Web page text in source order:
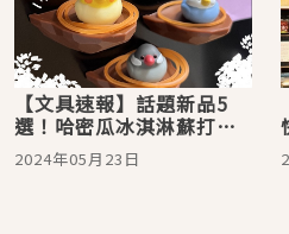
【文具速報】話題新品5
選！哈密瓜冰淇淋蘇打鋼
筆墨水組、日本全家襪子
橡皮擦都超吸引人
2024年05月23日